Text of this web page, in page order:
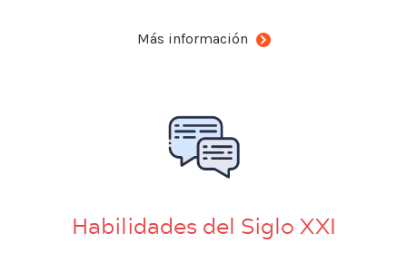
Más información
Habilidades del Siglo XXI